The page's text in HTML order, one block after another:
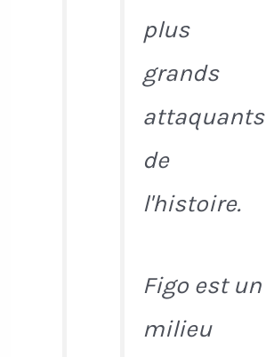
plus
grands
attaquants
de
l'histoire.
Figo est un
milieu